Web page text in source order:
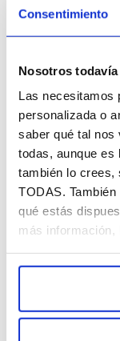
Consentimiento
Nosotros
Las necesitamos
personalizada o
saber qué tal nos
todas, aunque
también lo crees,
TODAS.
qué estás
más información,
Nueva
guía del
Herramientas
Tendencias y
14 de julio de
A partir del 2
deberán
transparencia